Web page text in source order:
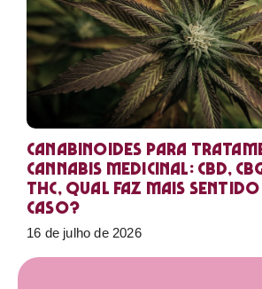
Canabinoides para
cannabis medicinal: CBD,
THC, qual faz mais
caso?
16 de julho de 2026